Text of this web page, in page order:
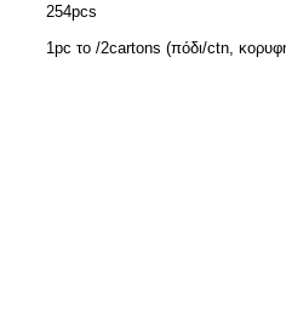
254pcs
1pc το /2cartons (πόδι/ctn,